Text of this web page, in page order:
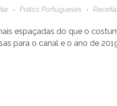
Pratos Portugueses
espaçadas do que o
para o canal e o ano de